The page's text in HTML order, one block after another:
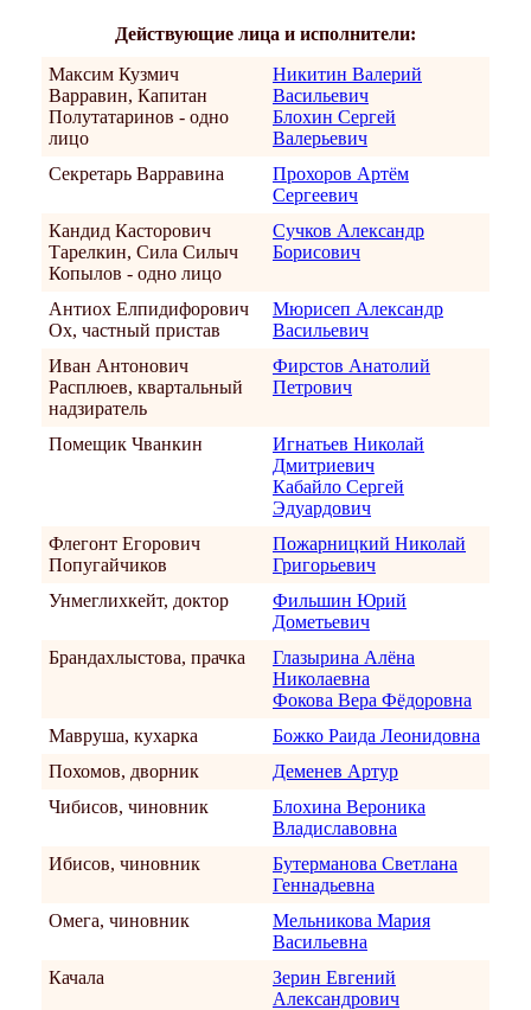
Действующие лица и исполнители:
Максим Кузмич
Варравин, Капитан
Полутатаринов - одно
лицо
Никитин Валерий
Васильевич
Блохин Сергей
Валерьевич
Секретарь Варравина
Прохоров Артём
Сергеевич
Кандид Касторович
Тарелкин, Сила Силыч
Копылов - одно лицо
Сучков Александр
Борисович
Антиох Елпидифорович
Ох, частный пристав
Мюрисеп Александр
Васильевич
Иван Антонович
Расплюев, квартальный
надзиратель
Фирстов Анатолий
Петрович
Помещик Чванкин
Игнатьев Николай
Дмитриевич
Кабайло Сергей
Эдуардович
Флегонт Егорович
Попугайчиков
Пожарницкий Николай
Григорьевич
Унмеглихкейт, доктор
Фильшин Юрий
Дометьевич
Брандахлыстова, прачка
Глазырина Алёна
Николаевна
Фокова Вера Фёдоровна
Мавруша, кухарка
Божко Раида Леонидовна
Похомов, дворник
Деменев Артур
Чибисов, чиновник
Блохина Вероника
Владиславовна
Ибисов, чиновник
Бутерманова Светлана
Геннадьевна
Омега, чиновник
Мельникова Мария
Васильевна
Качала
Зерин Евгений
Александрович